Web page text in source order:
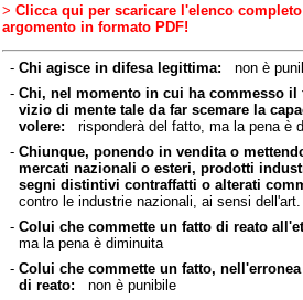
> Clicca qui per scaricare l'elenco
argomento in formato PDF!
- Chi agisce in difesa legittima: non è
- Chi, nel momento in cui ha commesso il
vizio di mente tale da far scemare la
volere: risponderà del fatto, ma la pena è
- Chiunque, ponendo in vendita o
mercati nazionali o esteri, prodotti
segni distintivi contraffatti o alterati
contro le industrie nazionali, ai sensi
- Colui che commette un fatto di reato
ma la pena è diminuita
- Colui che commette un fatto,
di reato: non è punibile